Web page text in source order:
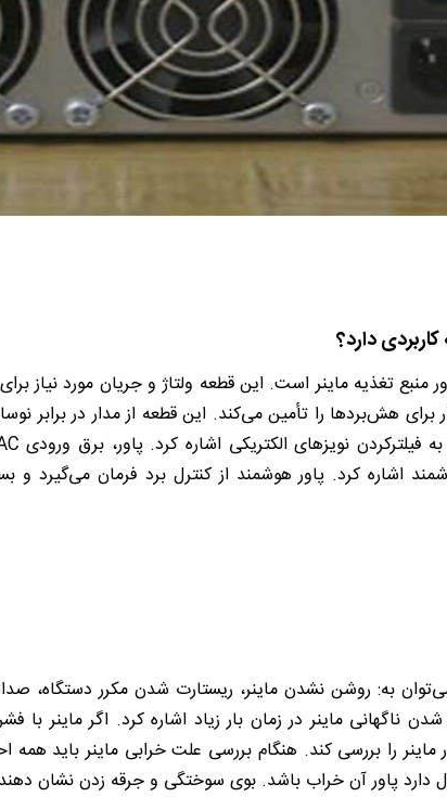
دارد؟
منبع تغذیه ماینر است. این قطعه ولتاژ و جریان مورد نیاز
برای هش‌بردها را تأمین می‌کند. این قطعه از مدار در
اشاره کرد. پاور هوشمند از کنترل برد فرمان می‌گیرد و
می‌توان به: روشن نشدن ماینر، ریستارت شدن مکرر
ناگهانی ماینر در زمان بار زیاد اشاره کرد. اگر ماینر
ماینر را بررسی کند. هنگام بررسی علت خرابی ماینر باید
دارد پاور آن خراب باشد. بوی سوختگی و جرقه زدن نشان